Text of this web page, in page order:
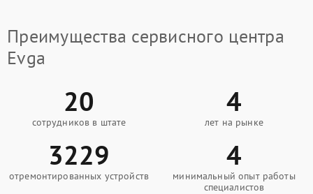
Преимущества сервисного центра
Evga
20
сотрудников в штате
4
лет на рынке
3229
отремонтированных устройств
4
минимальный опыт работы
специалистов